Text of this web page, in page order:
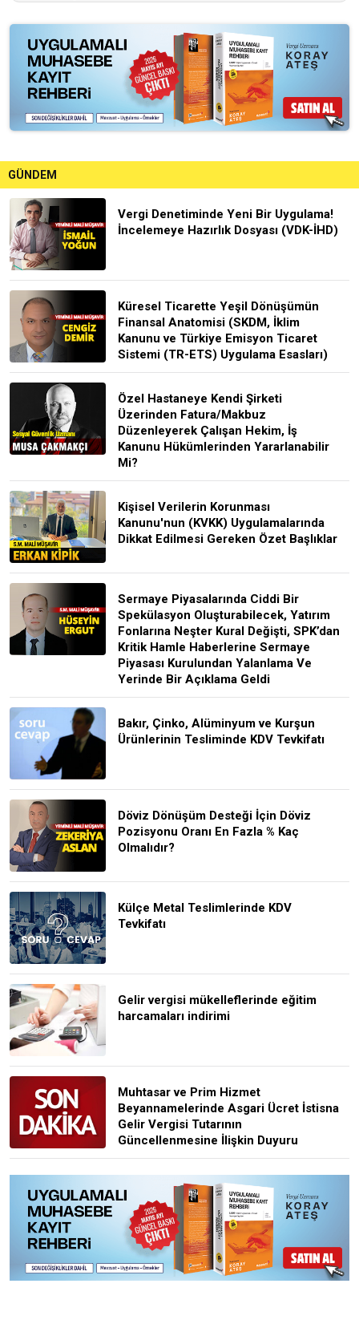
GÜNDEM
Vergi Denetiminde Yeni Bir Uygulama!
İncelemeye Hazırlık Dosyası (VDK-İHD)
Küresel Ticarette Yeşil Dönüşümün
Finansal Anatomisi (SKDM, İklim
Kanunu ve Türkiye Emisyon Ticaret
Sistemi (TR-ETS) Uygulama Esasları)
Özel Hastaneye Kendi Şirketi
Üzerinden Fatura/Makbuz
Düzenleyerek Çalışan Hekim, İş
Kanunu Hükümlerinden Yararlanabilir
Mi?
Kişisel Verilerin Korunması
Kanunu'nun (KVKK) Uygulamalarında
Dikkat Edilmesi Gereken Özet Başlıklar
Sermaye Piyasalarında Ciddi Bir
Spekülasyon Oluşturabilecek, Yatırım
Fonlarına Neşter Kural Değişti, SPK’dan
Kritik Hamle Haberlerine Sermaye
Piyasası Kurulundan Yalanlama Ve
Yerinde Bir Açıklama Geldi
Bakır, Çinko, Alüminyum ve Kurşun
Ürünlerinin Tesliminde KDV Tevkifatı
Döviz Dönüşüm Desteği İçin Döviz
Pozisyonu Oranı En Fazla % Kaç
Olmalıdır?
Külçe Metal Teslimlerinde KDV
Tevkifatı
Gelir vergisi mükelleflerinde eğitim
harcamaları indirimi
Muhtasar ve Prim Hizmet
Beyannamelerinde Asgari Ücret İstisna
Gelir Vergisi Tutarının
Güncellenmesine İlişkin Duyuru